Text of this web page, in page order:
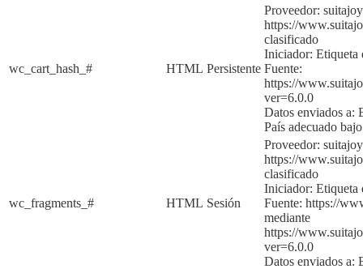
wc_cart_hash_# HTML Persistente
Proveedor:
https://
clasificado
Iniciador: Etiqueta
Fuente:
https://
ver=6.0.0
Datos enviados a:
País adecuado
wc_fragments_# HTML Sesión
Proveedor:
https://
clasificado
Iniciador: Etiqueta
Fuente: https://
mediante
https://
ver=6.0.0
Datos enviados a: